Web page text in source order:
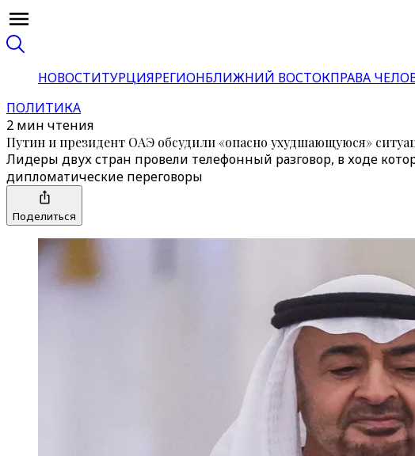
НОВОСТИТУРЦИЯРЕГИОНБЛИЖНИЙ ВОСТОКПРАВА
ПОЛИТИКА
2 мин чтения
Путин и президент ОАЭ обсудили «опасно ухудшающуюся»
Лидеры двух стран провели телефонный разговор, в ходе
дипломатические переговоры
Поделиться